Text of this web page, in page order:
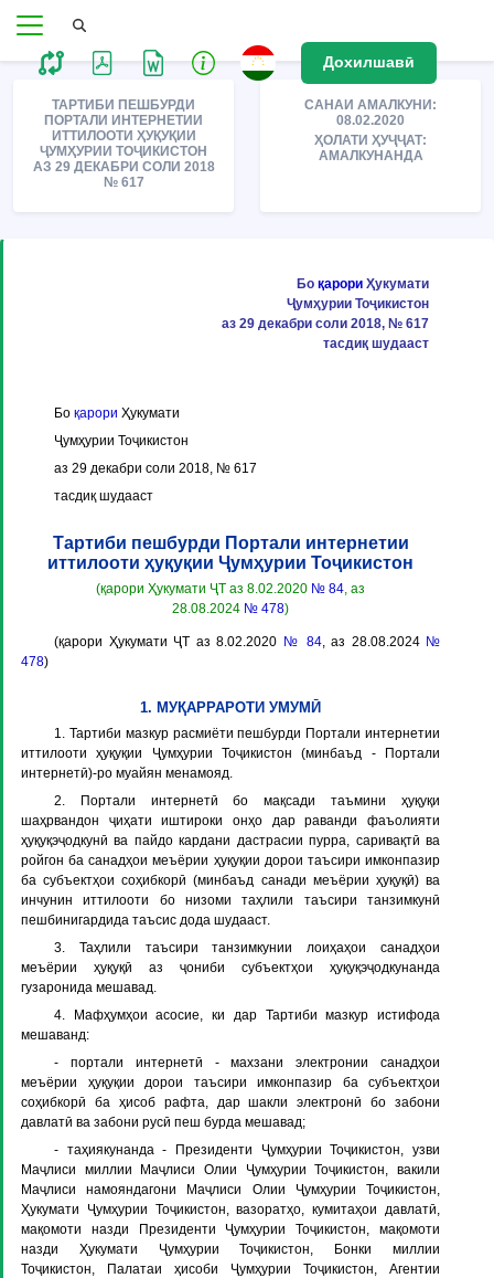
Дохилшавӣ
ТАРТИБИ ПЕШБУРДИ
ПОРТАЛИ ИНТЕРНЕТИИ
ИТТИЛООТИ ҲУҚУҚИИ
ҶУМҲУРИИ ТОҶИКИСТОН
АЗ 29 ДЕКАБРИ СОЛИ 2018
№ 617
САНАИ АМАЛКУНИ:
08.02.2020
ҲОЛАТИ ҲУҶҶАТ:
АМАЛКУНАНДА
Бо қарори Ҳукумати
Ҷумҳурии Тоҷикистон
аз 29 декабри соли 2018, № 617
тасдиқ шудааст
Бо қарори Ҳукумати
Ҷумҳурии Тоҷикистон
аз 29 декабри соли 2018, № 617
тасдиқ шудааст
Тартиби пешбурди Портали интернетии
иттилооти ҳуқуқии Ҷумҳурии Тоҷикистон
(қарори Ҳукумати ҶТ аз 8.02.2020 № 84, аз
28.08.2024 № 478)
(қарори Ҳукумати ҶТ аз 8.02.2020 № 84, аз 28.08.2024 №
478)
1. МУҚАРРАРОТИ УМУМӢ
1. Тартиби мазкур расмиёти пешбурди Портали интернетии
иттилооти ҳуқуқии Ҷумҳурии Тоҷикистон (минбаъд -
Портали
интернетӣ)-ро муайян менамояд.
2. Портали интернетӣ бо мақсади таъмини ҳуқуқи
шаҳрвандон ҷиҳати иштироки онҳо дар раванди фаъолияти
ҳуқуқэҷодкунӣ ва пайдо кардани дастрасии пурра, саривақтӣ ва
ройгон ба санадҳои меъёрии ҳуқуқии дорои таъсири имконпазир
ба субъектҳои соҳибкорӣ (минбаъд санади меъёрии ҳуқуқӣ) ва
инчунин иттилооти бо низоми таҳлили таъсири танзимкунӣ
пешбинигардида таъсис дода шудааст.
3. Таҳлили таъсири танзимкунии лоиҳаҳои санадҳои
меъёрии ҳуқуқӣ аз ҷониби субъектҳои ҳуқуқэҷодкунанда
гузаронида мешавад.
4. Мафҳумҳои асосие, ки дар Тартиби мазкур истифода
мешаванд:
- портали интернетӣ - махзани электронии санадҳои
меъёрии ҳуқуқии дорои таъсири имконпазир ба субъектҳои
соҳибкорӣ ба ҳисоб рафта, дар шакли электронӣ бо забони
давлатӣ ва забони русӣ пеш бурда мешавад;
- таҳиякунанда- Президенти Ҷумҳурии Тоҷикистон, узви
Маҷлиси миллии Маҷлиси Олии Ҷумҳурии Тоҷикистон, вакили
Маҷлиси намояндагони Маҷлиси Олии Ҷумҳурии Тоҷикистон,
Ҳукумати Ҷумҳурии Тоҷикистон, вазоратҳо, кумитаҳои давлатӣ,
мақомоти назди Президенти Ҷумҳурии Тоҷикистон, мақомоти
назди Ҳукумати Ҷумҳурии Тоҷикистон, Бонки миллии
Тоҷикистон,
Палатаи ҳисоби Ҷумҳурии Тоҷикистон, Агентии